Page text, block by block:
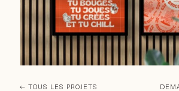
TOUS LES PROJETS